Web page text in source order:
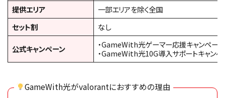
提供エリア
一部エリアを除く全国
セット割
なし
公式キャンペーン
・GameWith光ゲーマー応援キャンペーン
・GameWith光10G導入サポートキャンペ
GameWith光がvalorantにおすすめの理由